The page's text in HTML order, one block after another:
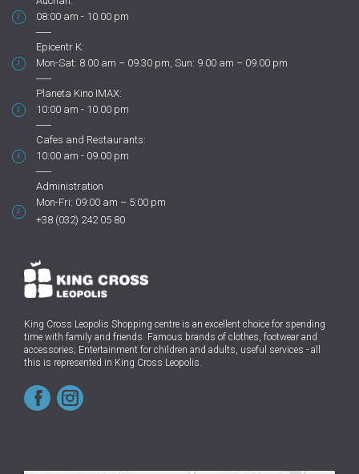
08:00 am - 10.00 pm
Epicentr K:
Mon-Sat: 8.00 am – 09.30 pm, Sun: 9.00 am – 09.00 pm
Planeta Kino IMAX:
10:00 am - 10.00 pm
Cafes and Restaurants:
10:00 am - 09.00 pm
Administration
Mon-Fri: 09:00 am – 5:00 pm
+38 (032) 242 05 80
King Cross Leopolis Shopping centre is an excellent choice for spending
time with family and friends. Famous brands of clothes, footwear and
accessories; Entertainment for children and adults, useful services - all
this is represented in King Cross Leopolis.